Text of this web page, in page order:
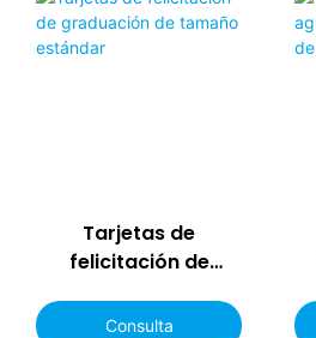
Tarjetas de
felicitación de
tamaño estándar
Consulta